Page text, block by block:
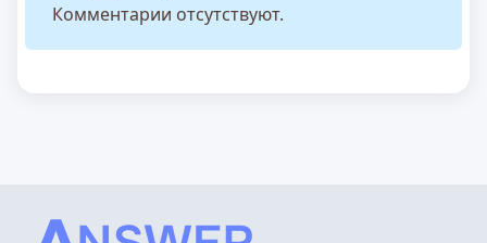
Комментарии отсутствуют.